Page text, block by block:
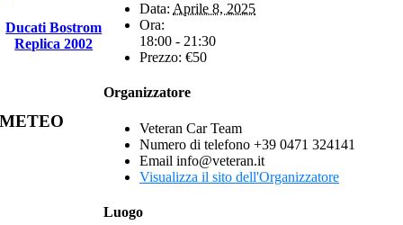
Data: Aprile 8, 2025
Ora:
18:00 - 21:30
Prezzo: €50
Organizzatore
Veteran Car Team
Numero di telefono +39 0471 324141
Email info@veteran.it
Visualizza il sito dell'Organizzatore
Luogo
Ducati Bostrom
Replica 2002
METEO